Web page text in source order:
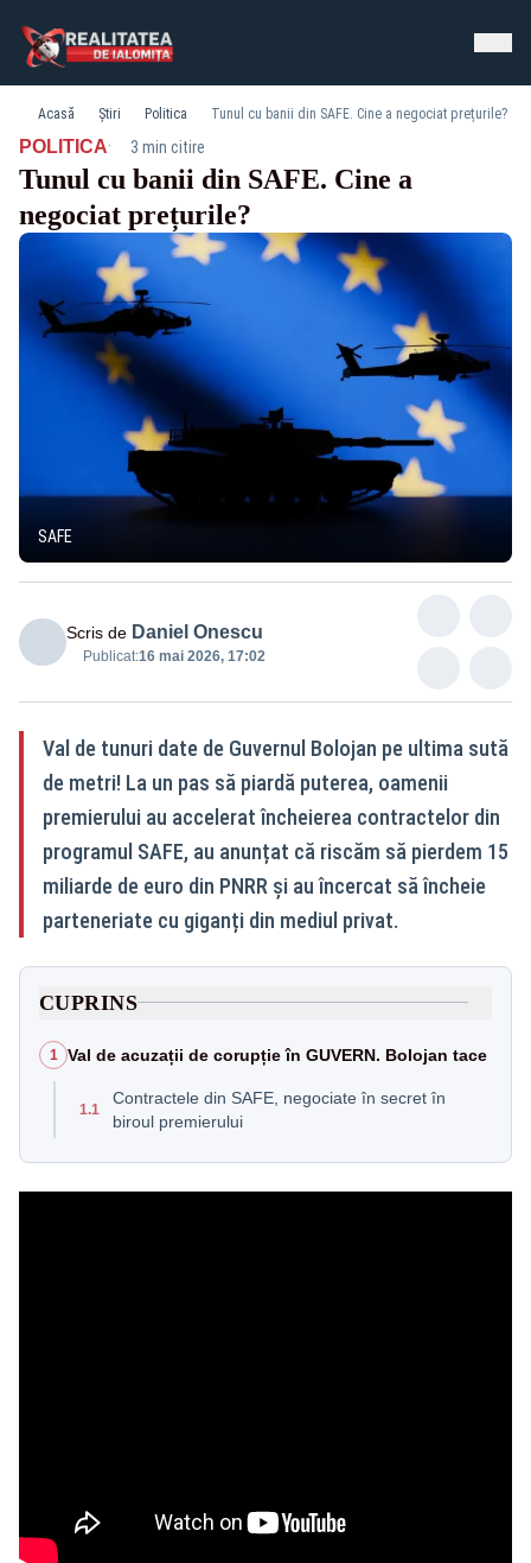
Acasă Știri Politica Tunul cu banii din SAFE. Cine a negociat prețurile?
POLITICA· 3 min citire
Tunul cu banii din SAFE. Cine a
negociat prețurile?
SAFE
Scris de Daniel Onescu
Publicat:16 mai 2026, 17:02
Val de tunuri date de Guvernul Bolojan pe ultima sută
de metri! La un pas să piardă puterea, oamenii
premierului au accelerat încheierea contractelor din
programul SAFE, au anunțat că riscăm să pierdem 15
miliarde de euro din PNRR și au încercat să încheie
parteneriate cu giganți din mediul privat.
CUPRINS
1 Val de acuzații de corupție în GUVERN. Bolojan tace
1.1
Contractele din SAFE, negociate în secret în
biroul premierului